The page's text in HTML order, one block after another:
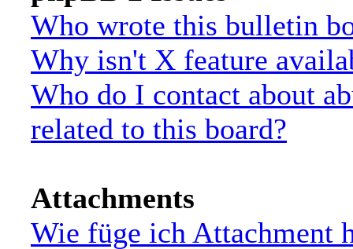
Who wrote this bulletin
Why isn't X feature
Who do I contact about
related to this board?
Attachments
Wie füge ich Attachment